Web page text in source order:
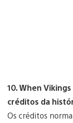
10. When
créditos da
Os créditos